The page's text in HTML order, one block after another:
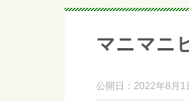
マニマニ
公開日： 2022年8月1